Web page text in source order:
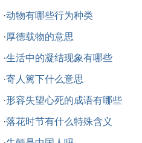
·动物有哪些行为种类
·厚德载物的意思
·生活中的凝结现象有哪些
·寄人篱下什么意思
·形容失望心死的成语有哪些
·落花时节有什么特殊含义